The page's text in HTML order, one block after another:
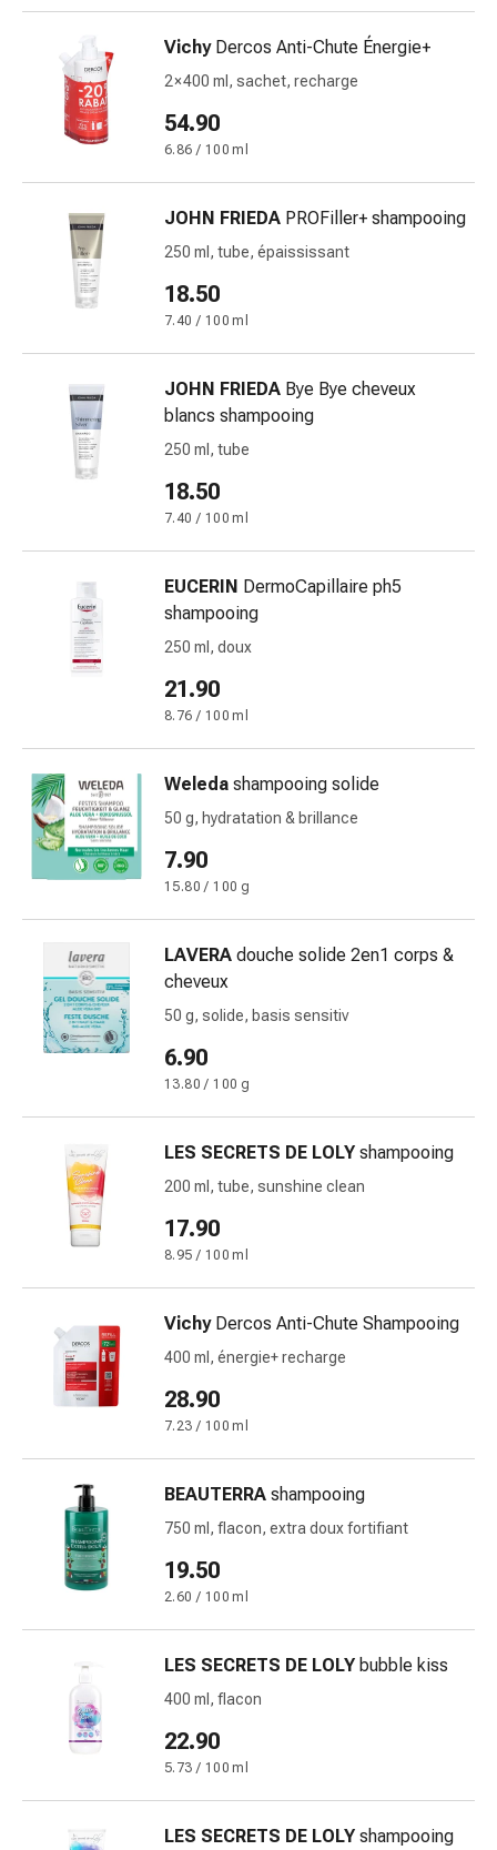
Pansements
pour
Pansements
Bandes
compression
Pansements
de
pansement,
tapes
Pansements
tubulaires
et
filets
Matériel
pansement
Brûlures
soleil
changement
pansements
Pansements
adhésifs
plaies
Sprays
plaies
Bandes
fermeture
plaies
adhésifs
Tampons
Oreilles
et
yeux
Troubles
Soins
Gouttes
pour
les
yeux
Vichy Dercos Anti-Chute Énergie+
2 × 400 ml, sachet, recharge
54.90
6.86 / 100 ml
JOHN FRIEDA PROFiller+ shampooing
250 ml, tube, épaississant
18.50
7.40 / 100 ml
JOHN FRIEDA Bye Bye cheveux
blancs shampooing
250 ml, tube
18.50
7.40 / 100 ml
EUCERIN DermoCapillaire ph5
shampooing
250 ml, doux
21.90
8.76 / 100 ml
Weleda shampooing solide
50 g, hydratation & brillance
7.90
15.80 / 100 g
LAVERA douche solide 2en1 corps &
cheveux
50 g, solide, basis sensitiv
6.90
13.80 / 100 g
LES SECRETS DE LOLY shampooing
200 ml, tube, sunshine clean
17.90
8.95 / 100 ml
Vichy Dercos Anti-Chute Shampooing
400 ml, énergie+ recharge
28.90
7.23 / 100 ml
BEAUTERRA shampooing
750 ml, flacon, extra doux fortifiant
19.50
2.60 / 100 ml
LES SECRETS DE LOLY bubble kiss
400 ml, flacon
22.90
5.73 / 100 ml
LES SECRETS DE LOLY shampooing